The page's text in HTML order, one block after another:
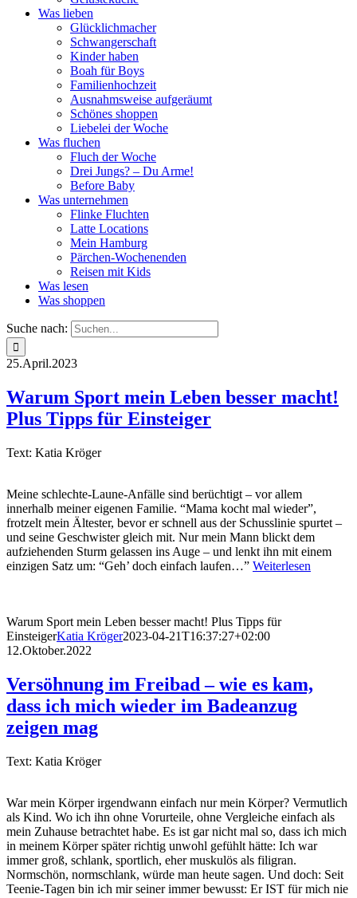
Was lieben
Glücklichmacher
Schwangerschaft
Kinder haben
Boah für Boys
Familienhochzeit
Ausnahmsweise aufgeräumt
Schönes shoppen
Liebelei der Woche
Was fluchen
Fluch der Woche
Drei Jungs? – Du Arme!
Before Baby
Was unternehmen
Flinke Fluchten
Latte Locations
Mein Hamburg
Pärchen-Wochenenden
Reisen mit Kids
Was lesen
Was shoppen
Suche nach:
25.April.2023
Warum Sport mein Leben besser macht!
Plus Tipps für Einsteiger
Text: Katia Kröger
Meine schlechte-Laune-Anfälle sind berüchtigt – vor allem
innerhalb meiner eigenen Familie. “Mama kocht mal wieder”,
frotzelt mein Ältester, bevor er schnell aus der Schusslinie spurtet –
und seine Geschwister gleich mit. Nur mein Mann blickt dem
aufziehenden Sturm gelassen ins Auge – und lenkt ihn mit einem
einzigen Satz um: “Geh’ doch einfach laufen…” Weiterlesen
Warum Sport mein Leben besser macht! Plus Tipps für
EinsteigerKatia Kröger2023-04-21T16:37:27+02:00
12.Oktober.2022
Versöhnung im Freibad – wie es kam,
dass ich mich wieder im Badeanzug
zeigen mag
Text: Katia Kröger
War mein Körper irgendwann einfach nur mein Körper? Vermutlich
als Kind. Wo ich ihn ohne Vorurteile, ohne Vergleiche einfach als
mein Zuhause betrachtet habe. Es ist gar nicht mal so, dass ich mich
in meinem Körper später richtig unwohl gefühlt hätte: Ich war
immer groß, schlank, sportlich, eher muskulös als filigran.
Normschön, normschlank, würde man heute sagen. Und doch: Seit
Teenie-Tagen bin ich mir seiner immer bewusst: Er IST für mich nie